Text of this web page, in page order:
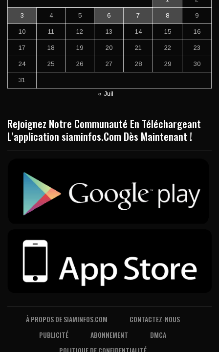
3 4 5 6 7 8 9
10 11 12 13 14 15 16
17 18 19 20 21 22 23
24 25 26 27 28 29 30
31
« Juil
Rejoignez Notre Communauté En Téléchargeant
L’application siaminfos.Com Dès Maintenant !
À PROPOS DE SIAMINFOS.COM
CONTACTEZ-NOUS
PUBLICITÉ
ABONNEMENT
DMCA